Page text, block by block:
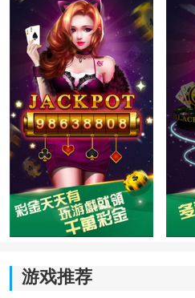
《全民炸金花现金版》游戏优
1.超级多的福利游戏玩法，各
受海量的金币好礼游戏
2.自定义游戏规则，开设好友
3.采用顶级防作弊技术，进入
于技术
4.送超多筹码玩到爽，自动挂
游戏推荐